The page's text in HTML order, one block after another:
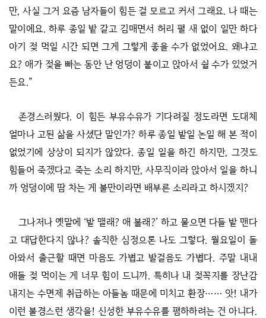
만, 사실 그거 요즘 남자들이 힘든 걸 모르고 커서 그래요. 나 때는
말이에요. 하루 종일 밭 갈고 김매면서 허리 펼 새 없이 일만 하다
아기 젖 먹일 시간 되면 그게 그렇게 좋을 수가 없었어요. 왜냐고
요? 애가 젖을 빠는 동안 난 엉덩이 붙이고 앉아서 쉴 수가 있었거
든요.”
존경스러웠다. 이 힘든 부유수유가 기다려질 정도라면 도대체
얼마나 고된 삶을 사셨단 말인가? 하루 종일 밭일 논일 해 본 적이
없었기에 상상이 되지가 않았다. 종일 일을 하긴 하지만, 그것도
힘들어 죽겠다고 죽는 소리 하지만, 사무직이라 앉아서 일을 하니
까 엉덩이에 땀 차는 게 불만이라면 배부른 소리라고 하시겠지?
그나저나 옛말에 ‘밭 맬래? 애 볼래?’ 하고 물으면 다들 밭 맨다
고 대답한다지 않나? 솔직한 심정으론 나도 그렇다. 월요일이 돌
아와서 출근할 때면 마음도 가볍고 발걸음도 가볍다. 주말 내내
애들 젖 먹이는 게 너무 힘이 드니까. 특히나 내 젖꼭지를 장난감
내지는 수면제 취급하는 아들놈 때문에 미치고 환장…… 앗! 내가
이런 불경스런 생각을! 신성한 부유수유를 폄하하려는 건 아니다.